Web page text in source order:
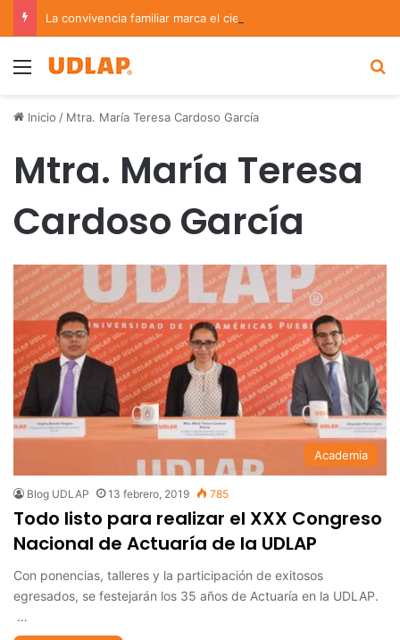
Menu
Inicio / Mtra. María Teresa Cardoso García
Mtra. María Teresa
Cardoso García
Academia
Blog UDLAP 13 febrero, 2019 785
Todo listo para realizar el XXX Congreso
Nacional de Actuaría de la UDLAP
Con ponencias, talleres y la participación de exitosos
egresados, se festejarán los 35 años de Actuaría en la UDLAP.
…